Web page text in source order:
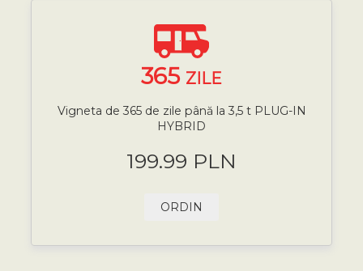
365 ZILE
Vigneta de 365 de zile până la 3,5 t PLUG-IN
HYBRID
199.99 PLN
ORDIN